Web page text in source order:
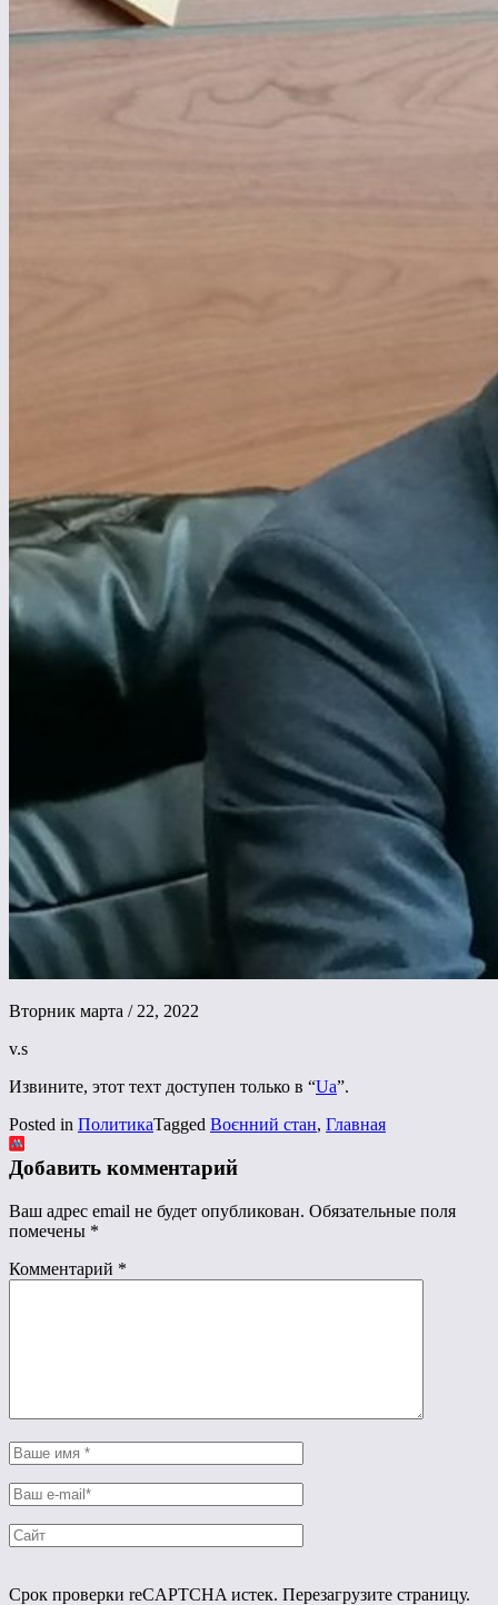
Вторник марта / 22, 2022
v.s
Извините, этот техт доступен только в “Ua”.
Posted in ПолитикаTagged Воєнний стан, Главная
Добавить комментарий
Ваш адрес email не будет опубликован. Обязательные поля
помечены *
Комментарий *
Срок проверки reCAPTCHA истек. Перезагрузите страницу.